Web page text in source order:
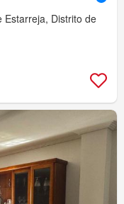
Estarreja, Distrito de